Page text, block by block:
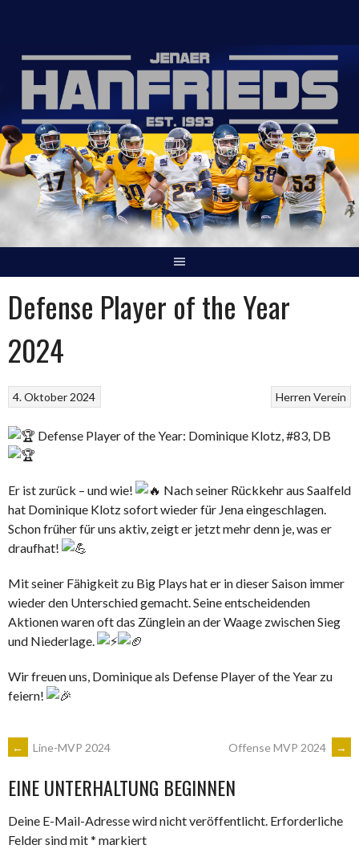
Defense Player of the Year
2024
Herren Verein
4. Oktober 2024
Defense Player of the Year: Dominique Klotz, #83, DB
Er ist zurück – und wie!
Nach seiner Rückkehr aus Saalfeld
hat Dominique Klotz sofort wieder für Jena eingeschlagen.
Schon früher für uns aktiv, zeigt er jetzt mehr denn je, was er
draufhat!
Mit seiner Fähigkeit zu Big Plays hat er in dieser Saison immer
wieder den Unterschied gemacht. Seine entscheidenden
Aktionen waren oft das Zünglein an der Waage zwischen Sieg
und Niederlage.
Wirfreuen uns, Dominique als Defense Player of the Year zu
feiern!
ARTIKEL-
NAVIGATION
← Line-MVP 2024 Offense MVP 2024 →
EINE UNTERHALTUNG BEGINNEN
Deine E-Mail-Adresse wird nicht veröffentlicht. Erforderliche
Felder sind mit* markiert